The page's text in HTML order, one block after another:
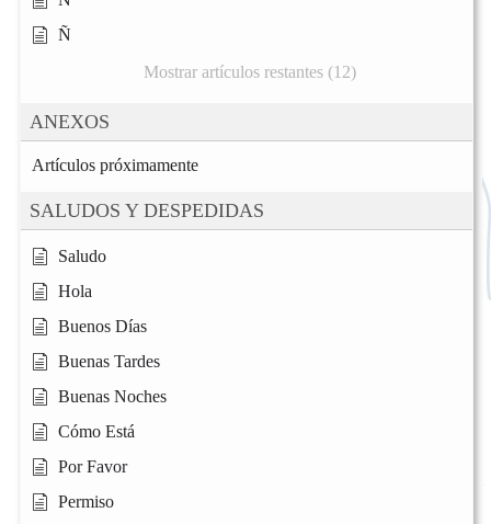
Ñ
Mostrar artículos restantes (12)
ANEXOS
Artículos próximamente
SALUDOS Y DESPEDIDAS
Saludo
Hola
Buenos Días
Buenas Tardes
Buenas Noches
Cómo Está
Por Favor
Permiso